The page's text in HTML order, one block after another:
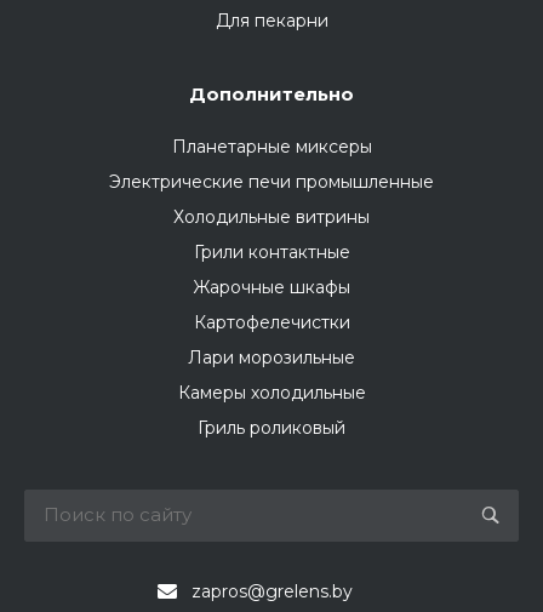
Для пекарни
Дополнительно
Планетарные миксеры
Электрические печи промышленные
Холодильные витрины
Грили контактные
Жарочные шкафы
Картофелечистки
Лари морозильные
Камеры холодильные
Гриль роликовый
zapros@grelens.by